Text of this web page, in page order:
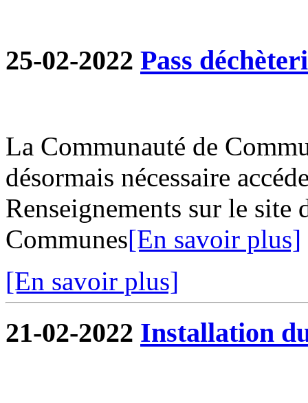
25-02-2022 Pass
La Communauté de
désormais nécessaire
Renseignements sur le site
Communes[En savoir plus]
[En savoir plus]
21-02-2022 Installation